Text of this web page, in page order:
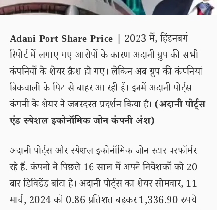
Adani Port Share Price | 2023 में, हिंडनबर्ग
रिपोर्ट में लगाए गए आरोपों के कारण अदानी ग्रुप की सभी
कंपनियों के शेयर क्रैश हो गए। लेकिन अब ग्रुप की कंपनियां
बिकवाली के पिट से बाहर आ रही हैं। इनमें अदानी पोर्ट्स
कंपनी के शेयर ने जबरदस्त प्रदर्शन किया है। (अदानी पोर्ट्स
एंड स्पेशल इकोनॉमिक जोन कंपनी अंश)
अदानी पोर्ट्स और स्पेशल इकोनॉमिक जोन स्टार परफॉर्मर
रहे हैं. कंपनी ने पिछले 16 साल में अपने निवेशकों को 20
बार डिविडेंड बांटा है। अदानी पोर्ट्स का शेयर सोमवार, 11
मार्च, 2024 को 0.86 प्रतिशत बढ़कर 1,336.90 रुपये